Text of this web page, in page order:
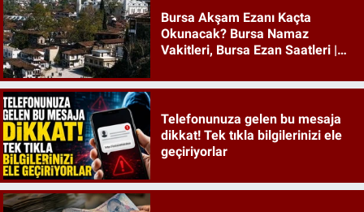
Bursa Akşam Ezanı Kaçta
Okunacak? Bursa Namaz
Vakitleri, Bursa Ezan Saatleri |
Telefonunuza gelen bu mesaja
dikkat! Tek tıkla bilgilerinizi ele
geçiriyorlar